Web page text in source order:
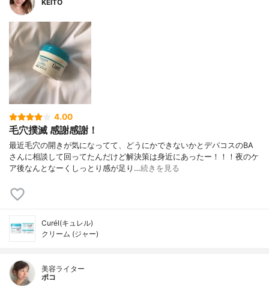
KEITO
4.00
毛穴撲滅 感謝感謝！
最近毛穴の開きが気になってて、どうにかできないかとデパコスのBA
さんに相談して回ってたんだけど解決策は身近にあったー！！！夜のケ
ア後なんとなーくしっとり感が足り…続きを見る
Curél(キュレル)
クリーム (ジャー)
美容ライター
ポコ